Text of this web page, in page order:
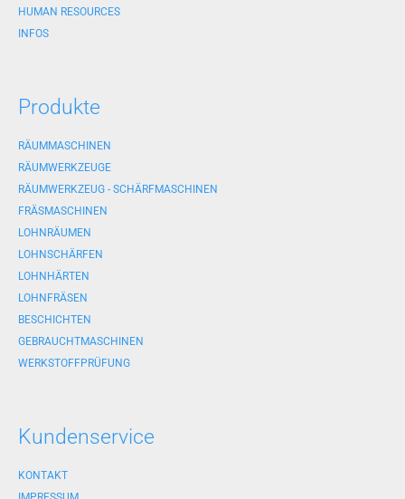
HUMAN RESOURCES
INFOS
Produkte
RÄUMMASCHINEN
RÄUMWERKZEUGE
RÄUMWERKZEUG - SCHÄRFMASCHINEN
FRÄSMASCHINEN
LOHNRÄUMEN
LOHNSCHÄRFEN
LOHNHÄRTEN
LOHNFRÄSEN
BESCHICHTEN
GEBRAUCHTMASCHINEN
WERKSTOFFPRÜFUNG
Kundenservice
KONTAKT